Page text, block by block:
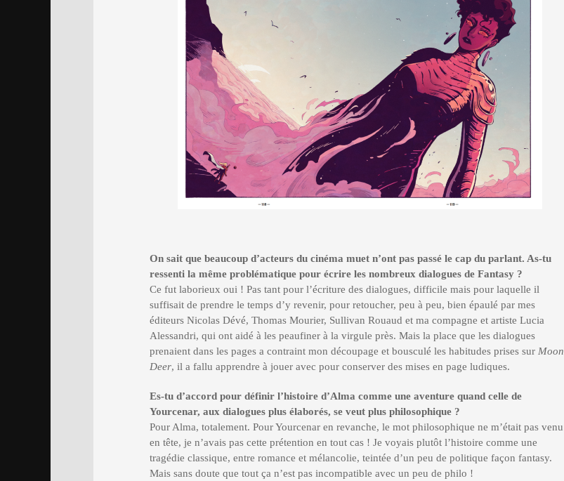
On sait que beaucoup d’acteurs du cinéma muet n’ont pas passé le cap du parlant. As-tu
ressenti la même problématique pour écrire les nombreux dialogues de Fantasy ?
Ce fut laborieux oui ! Pas tant pour l’écriture des dialogues, difficile mais pour laquelle il
suffisait de prendre le temps d’y revenir, pour retoucher, peu à peu, bien épaulé par mes
éditeurs Nicolas Dévé, Thomas Mourier, Sullivan Rouaud et ma compagne et artiste Lucia
Alessandri, qui ont aidé à les peaufiner à la virgule près. Mais la place que les dialogues
prenaient dans les pages a contraint mon découpage et bousculé les habitudes prises sur Moon
Deer, il a fallu apprendre à jouer avec pour conserver des mises en page ludiques.
Es-tu d’accord pour définir l’histoire d’Alma comme une aventure quand celle de
Yourcenar, aux dialogues plus élaborés, se veut plus philosophique ?
Pour Alma, totalement. Pour Yourcenar en revanche, le mot philosophique ne m’était pas venu
en tête, je n’avais pas cette prétention en tout cas ! Je voyais plutôt l’histoire comme une
tragédie classique, entre romance et mélancolie, teintée d’un peu de politique façon fantasy.
Mais sans doute que tout ça n’est pas incompatible avec un peu de philo !